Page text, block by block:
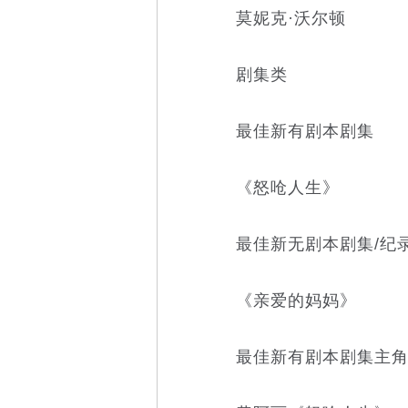
莫妮克·沃尔顿
剧集类
最佳新有剧本剧集
《怒呛人生》
最佳新无剧本剧集/纪
《亲爱的妈妈》
最佳新有剧本剧集主角